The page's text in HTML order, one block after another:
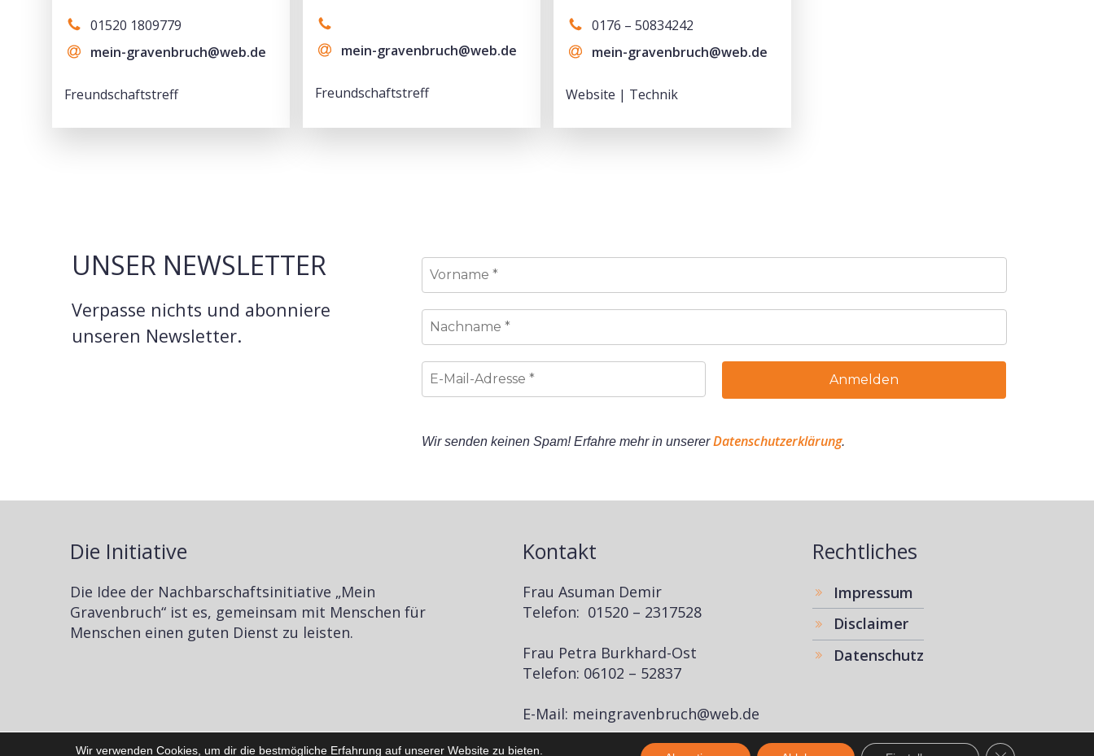
01520 1809779
mein-gravenbruch@web.de
Freundschaftstreff
mein-gravenbruch@web.de
Freundschaftstreff
0176 – 50834242
mein-gravenbruch@web.de
Website | Technik
UNSER NEWSLETTER
Verpasse nichts und abonniere
unseren Newsletter.
Wir senden keinen Spam! Erfahre mehr in unsererDatenschutzerklärung.
Die Initiative
Die Idee der Nachbarschaftsinitiative „Mein
Gravenbruch“ ist es, gemeinsam mit Menschen für
Menschen einen guten Dienst zu leisten.
Kontakt
Frau Asuman Demir
Telefon: 01520 – 2317528
Frau Petra Burkhard-Ost
Telefon: 06102 – 52837
E-Mail: meingravenbruch@web.de
Rechtliches
Impressum
Disclaimer
Datenschutz
Wir verwenden Cookies, um dir die bestmögliche Erfahrung auf unserer Website zu bieten. GDPR Cookie-